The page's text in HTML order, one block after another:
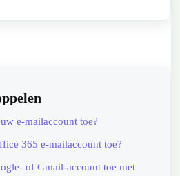
e-mailaccount toe?
365 e-mailaccount toe?
of Gmail-account toe met